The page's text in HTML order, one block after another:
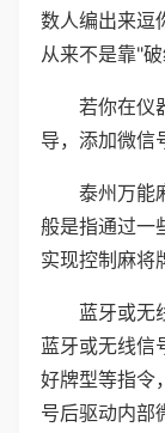
数人编出来逗
从来不是靠"
若你在仪
导，添加微信
泰州万能
般是指通过一
实现控制麻将
蓝牙或无
蓝牙或无线信
好牌型等指令
号后驱动内部